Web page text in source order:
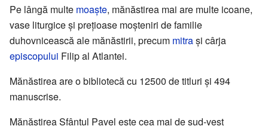
Pe lângă multe moaște, mănăstirea mai are multe icoane,
vase liturgice şi preţioase moşteniri de familie
duhovnicească ale mănăstirii, precum mitrași cârja
episcopului Filip al Atlantei.
Mănăstirea are o bibliotecă cu 12500 de titluri și 494
manuscrise.
Mănăstirea Sfântul Pavel este cea mai de sud-vest